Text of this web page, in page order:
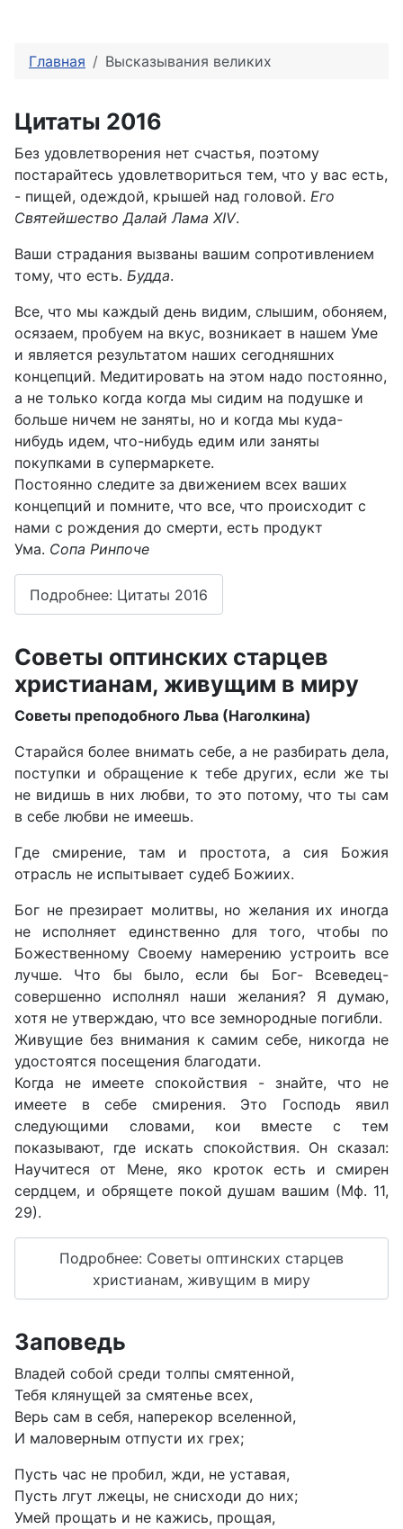
Главная Высказывания великих
Цитаты 2016
Без удовлетворения нет счастья, поэтому
постарайтесь удовлетвориться тем, что у вас есть,
- пищей, одеждой, крышей над головой. Его
Святейшество Далай Лама XIV.
Ваши страдания вызваны вашим сопротивлением
тому, что есть. Будда.
Все, что мы каждый день видим, слышим, обоняем,
осязаем, пробуем на вкус, возникает в нашем Уме
и является результатом наших сегодняшних
концепций. Медитировать на этом надо постоянно,
а не только когда когда мы сидим на подушке и
больше ничем не заняты, но и когда мы куда-
нибудь идем, что-нибудь едим или заняты
покупками в супермаркете.
Постоянно следите за движением всех ваших
концепций и помните, что все, что происходит с
нами с рождения до смерти, есть продукт
Ума. Сопа Ринпоче
Подробнее: Цитаты 2016
Советы оптинских старцев
христианам, живущим в миру
Советы преподобного Льва (Наголкина)
Старайся более внимать себе, а не разбирать дела,
поступки и обращение к тебе других, если же ты
не видишь в них любви, то это потому, что ты сам
в себе любви не имеешь.
Где смирение, там и простота, а сия Божия
отрасль не испытывает судеб Божиих.
Бог не презирает молитвы, но желания их иногда
не исполняет единственно для того, чтобы по
Божественному Своему намерению устроить все
лучше. Что бы было, если бы Бог- Всеведец-
совершенно исполнял наши желания? Я думаю,
хотя не утверждаю, что все земнородные погибли.
Живущие без внимания к самим себе, никогда не
удостоятся посещения благодати.
Когда не имеете спокойствия - знайте, что не
имеете в себе смирения. Это Господь явил
следующими словами, кои вместе с тем
показывают, где искать спокойствия. Он сказал:
Научитеся от Мене, яко кроток есть и смирен
сердцем, и обрящете покой душам вашим (Мф. 11,
29).
Подробнее: Советы оптинских старцев
христианам, живущим в миру
Заповедь
Владей собой среди толпы смятенной,
Тебя клянущей за смятенье всех,
Верь сам в себя, наперекор вселенной,
И маловерным отпусти их грех;
Пусть час не пробил, жди, не уставая,
Пусть лгут лжецы, не снисходи до них;
Умей прощать и не кажись, прощая,